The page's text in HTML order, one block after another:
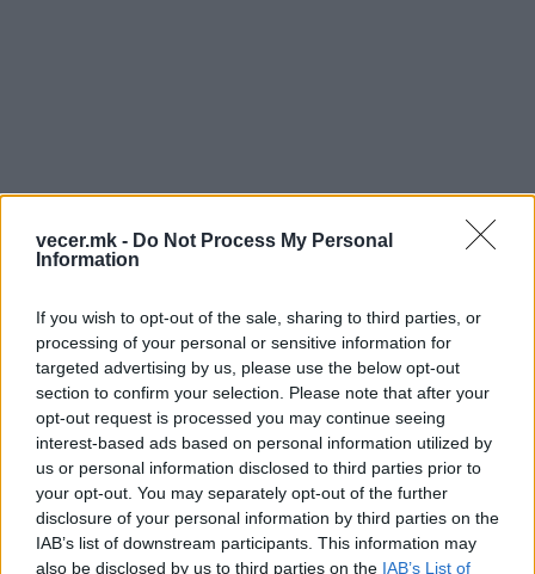
vecer.mk - Do Not Process My Personal
Information
If you wish to opt-out of the sale, sharing to third parties, or
processing of your personal or sensitive information for
targeted advertising by us, please use the below opt-out
section to confirm your selection. Please note that after your
opt-out request is processed you may continue seeing
interest-based ads based on personal information utilized by
us or personal information disclosed to third parties prior to
your opt-out. You may separately opt-out of the further
disclosure of your personal information by third parties on the
IAB’s list of downstream participants. This information may
also be disclosed by us to third parties on the IAB’s List of
© Vecer.mk, правата за текстот се на редакцијата
ЦУК: До 13:00 часот
евидентирани седум пожари на
отворено од кои два активни,
два под контрола и три целосно
изгасени
„ДЕЦАТА“ НА ВЕНКО СЕ
ОСУДЕНИЦИ ЗА ДРОГА И
НАСИЛНИЦИ, реагираат од ВМРО-
ДПМНЕ